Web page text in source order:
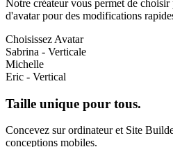
Notre créateur vous permet de
d'avatar pour des modifications
Choisissez Avatar
Sabrina - Verticale
Michelle
Eric - Vertical
Taille unique pour tous.
Concevez sur ordinateur et Site
conceptions mobiles.